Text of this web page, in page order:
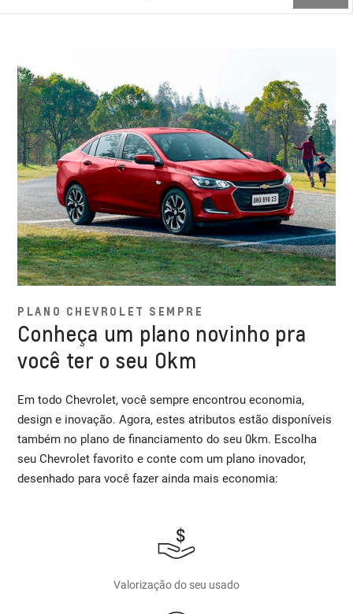
PLANO CHEVROLET SEMPRE
Conheça um plano novinho pra
você ter o seu 0km
Em todo Chevrolet, você sempre encontrou economia,
design e inovação. Agora, estes atributos estão disponíveis
também no plano de financiamento do seu 0km. Escolha
seu Chevrolet favorito e conte com um plano inovador,
desenhado para você fazer ainda mais economia:
Valorização do seu usado